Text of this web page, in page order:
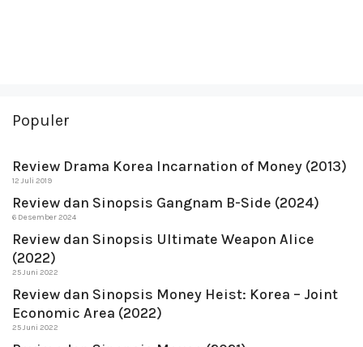
Populer
Review Drama Korea Incarnation of Money (2013)
12 Juli 2019
Review dan Sinopsis Gangnam B-Side (2024)
6 Desember 2024
Review dan Sinopsis Ultimate Weapon Alice
(2022)
25 Juni 2022
Review dan Sinopsis Money Heist: Korea – Joint
Economic Area (2022)
25 Juni 2022